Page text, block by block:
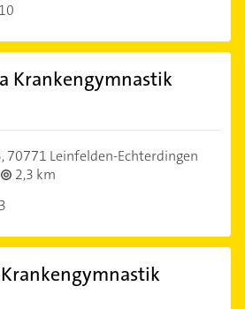
Krankengymnastik
70771 Leinfelden-Echterdingen
2,3 km